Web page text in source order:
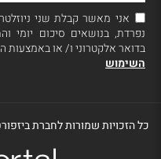
אני מאשר קבלת שני
נפרדת, בנושאים סיכום יומי
בדואר אלקטרוני ו/ או באמצעות
השימוש
כל הזכויות שמורות לחברת